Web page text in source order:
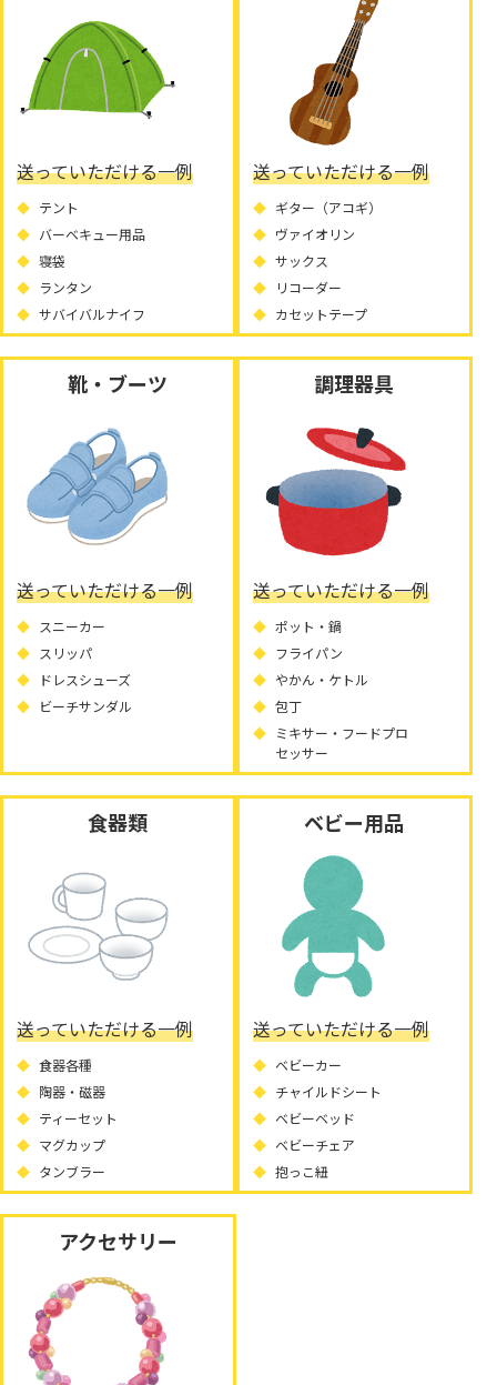
送っていただける一例
テント
バーベキュー用品
寝袋
ランタン
サバイバルナイフ
送っていただける一例
ギター（アコギ）
ヴァイオリン
サックス
リコーダー
カセットテープ
靴・ブーツ
送っていただける一例
スニーカー
スリッパ
ドレスシューズ
ビーチサンダル
調理器具
送っていただける一例
ポット・鍋
フライパン
やかん・ケトル
包丁
ミキサー・フードプロ
セッサー
食器類
送っていただける一例
食器各種
陶器・磁器
ティーセット
マグカップ
タンブラー
ベビー用品
送っていただける一例
ベビーカー
チャイルドシート
ベビーベッド
ベビーチェア
抱っこ紐
アクセサリー